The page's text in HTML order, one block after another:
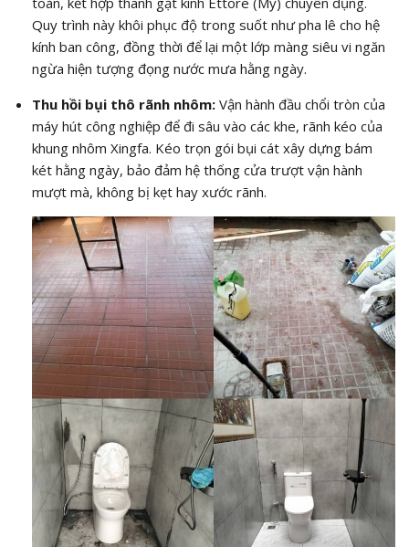
Quy trình này khôi phục độ trong suốt như pha lê cho hệ
kính ban công, đồng thời để lại một lớp màng siêu vi ngăn
ngừa hiện tượng đọng nước mưa hằng ngày.
Thu hồi bụi thô rãnh nhôm:Vận hành đầu chổi tròn của
máy hút công nghiệp để đi sâu vào các khe, rãnh kéo của
khung nhôm Xingfa. Kéo trọn gói bụi cát xây dựng bám
két hằng ngày, bảo đảm hệ thống cửa trượt vận hành
mượt mà, không bị kẹt hay xước rãnh.